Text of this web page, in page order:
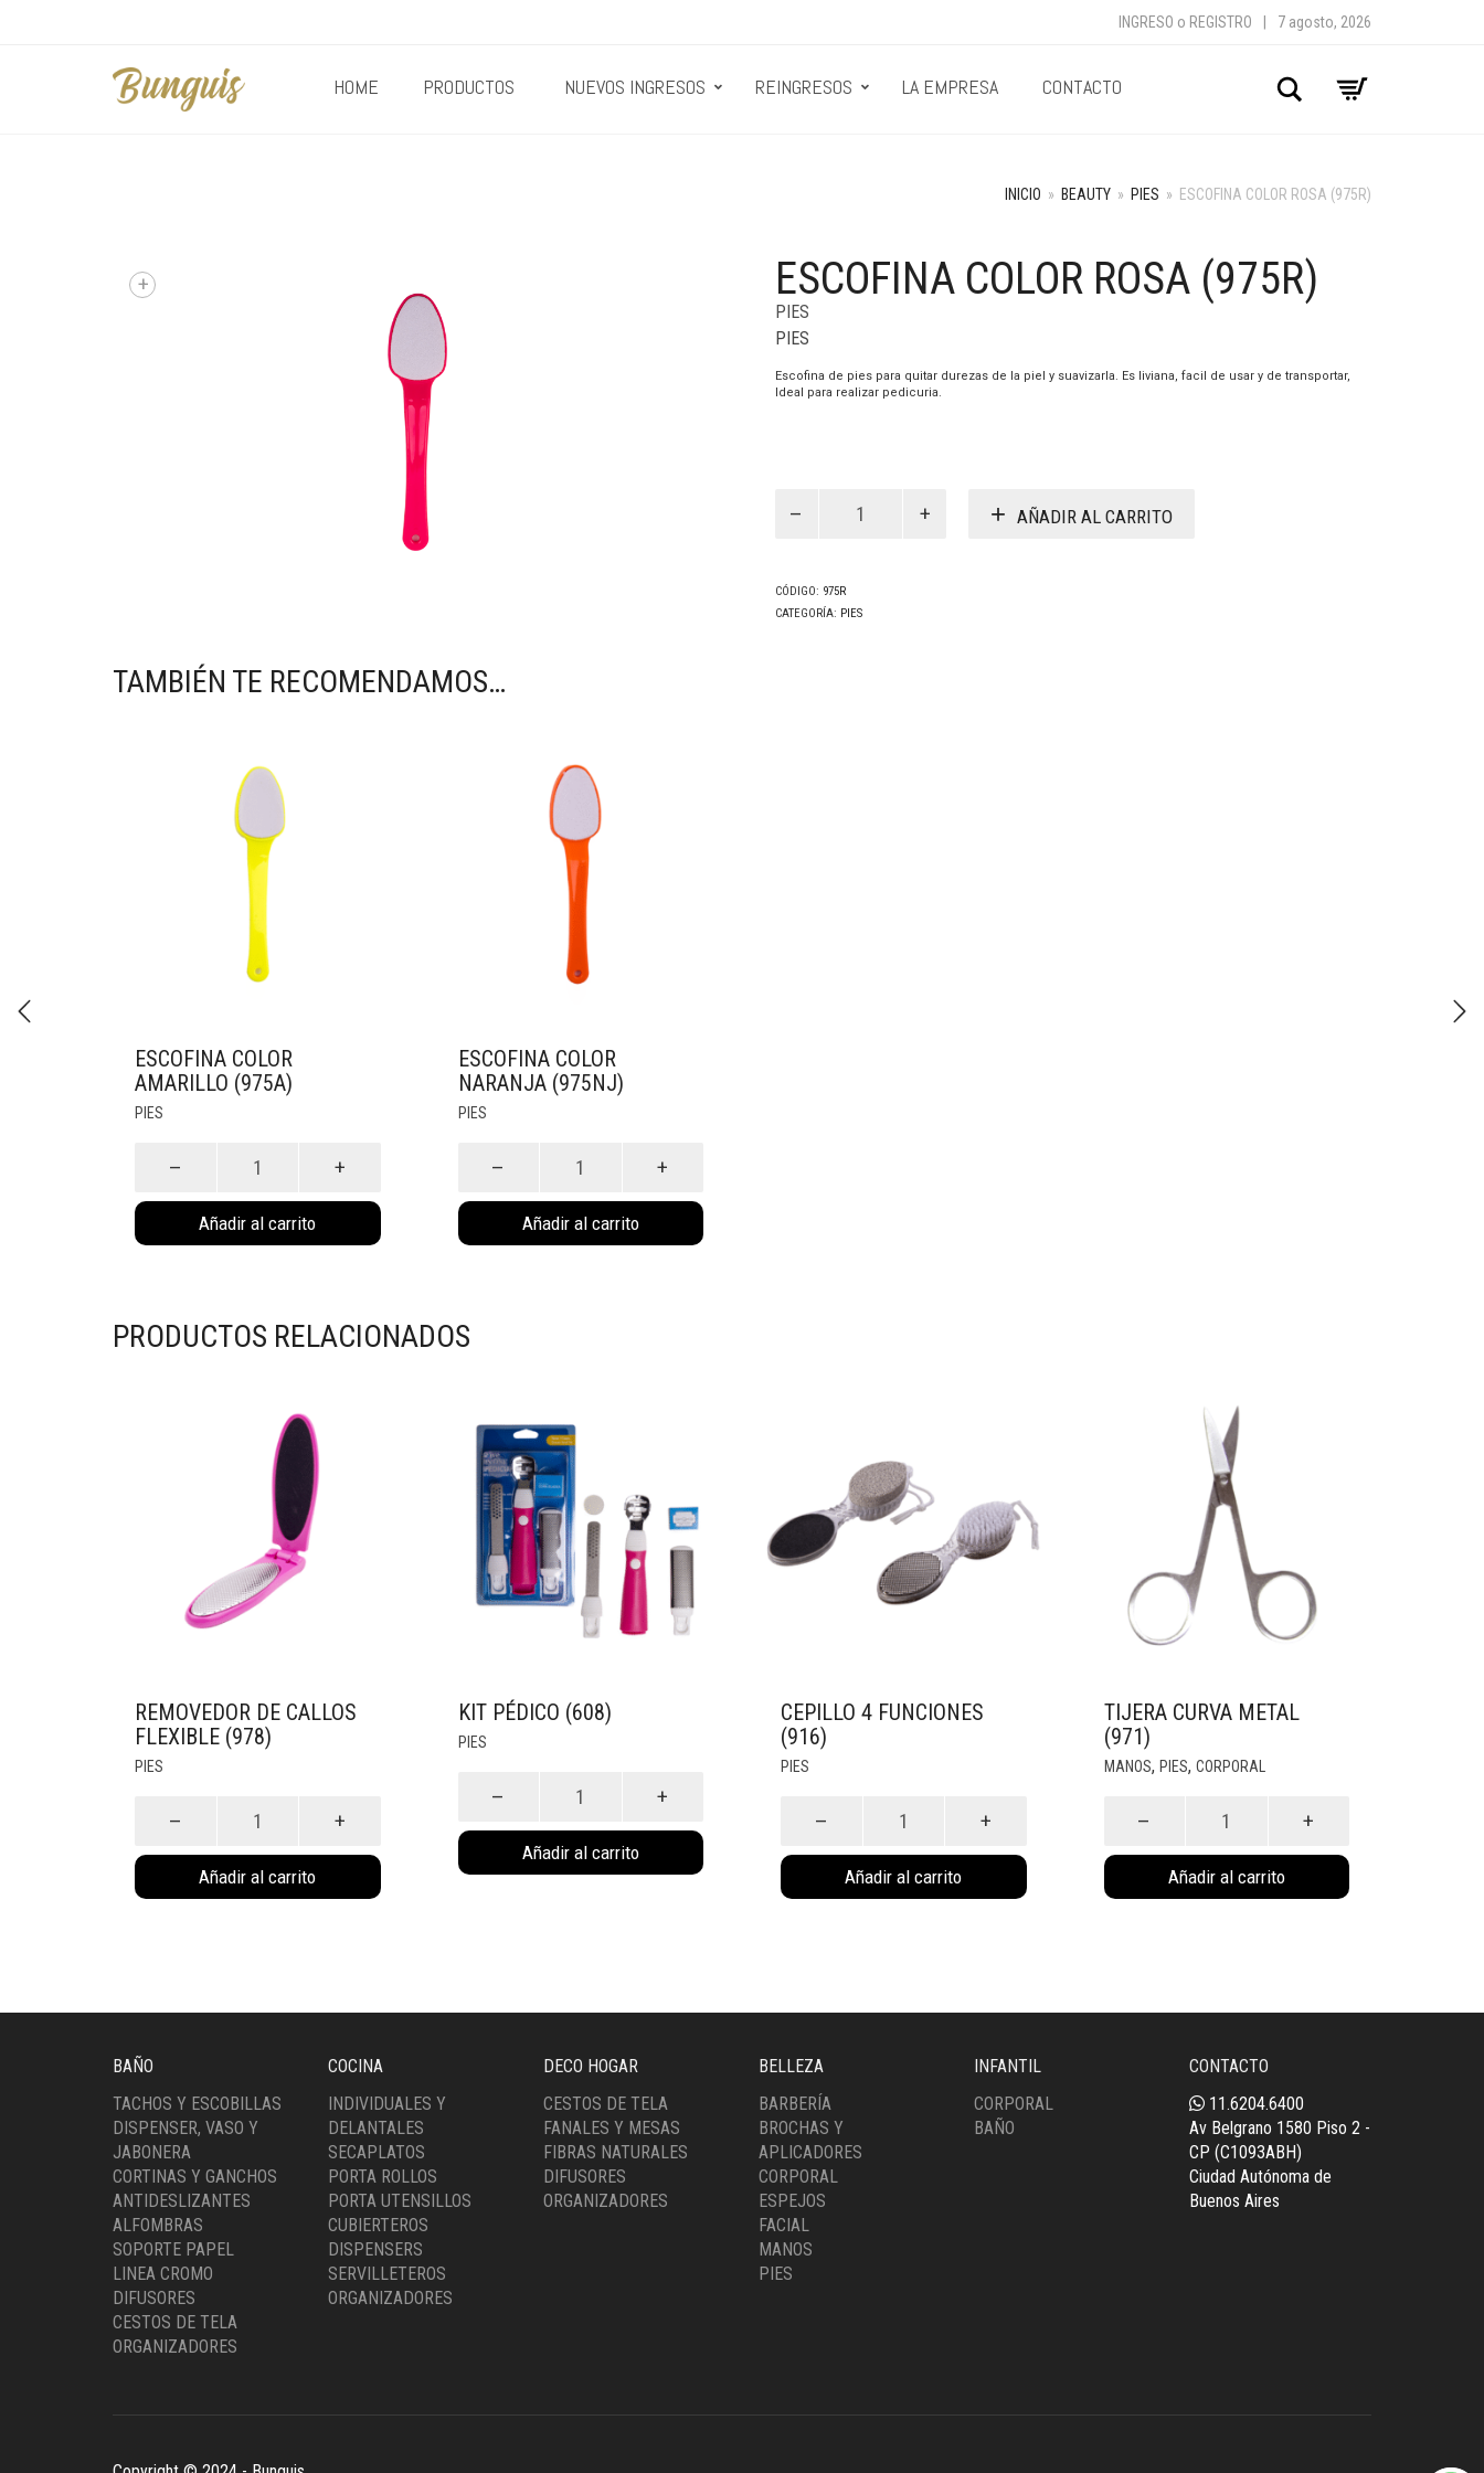
INGRESO o REGISTRO 7 agosto, 2026
HOME PRODUCTOS NUEVOS INGRESOS REINGRESOS LA EMPRESA CONTACTO Buscar
INICIO » BEAUTY » PIES » ESCOFINA COLOR ROSA (975R)
+ ESCOFINA COLOR ROSA (975R)
PIES
PIES
Escofina de pies para quitar durezas de la piel y suavizarla. Es liviana, facil de usar y de transportar,
Ideal para realizar pedicuria.
Color
AÑADIR AL CARRITO
CÓDIGO: 975R
CATEGORÍA: PIES
TAMBIÉN TE RECOMENDAMOS…
ESCOFINA COLOR
AMARILLO (975A)
PIES
Amarillo
cantidad
Añadir al carrito
ESCOFINA COLOR
NARANJA (975NJ)
PIES
Naranja
cantidad
Añadir al carrito
PRODUCTOS RELACIONADOS
REMOVEDOR DE CALLOS
FLEXIBLE (978)
PIES
Callos
(978)
Añadir al carrito
KIT PÉDICO (608)
PIES
(608)
cantidadAñadir al carrito
CEPILLO 4 FUNCIONES
(916)
PIES
Funciones
cantidad
Añadir al carrito
TIJERA CURVA METAL
(971)
MANOS, PIES, CORPORAL
Metal
cantidad
Añadir al carrito
BAÑO
TACHOS Y ESCOBILLAS
DISPENSER, VASO Y
JABONERA
CORTINAS Y GANCHOS
ANTIDESLIZANTES
ALFOMBRAS
SOPORTE PAPEL
LINEA CROMO
DIFUSORES
CESTOS DE TELA
ORGANIZADORES
COCINA
INDIVIDUALES Y
DELANTALES
SECAPLATOS
PORTA ROLLOS
PORTA UTENSILLOS
CUBIERTEROS
DISPENSERS
SERVILLETEROS
ORGANIZADORES
DECO HOGAR
CESTOS DE TELA
FANALES Y MESAS
FIBRAS NATURALES
DIFUSORES
ORGANIZADORES
BELLEZA
BARBERÍA
BROCHAS Y
APLICADORES
CORPORAL
ESPEJOS
FACIAL
MANOS
PIES
INFANTIL
CORPORAL
BAÑO
CONTACTO
11.6204.6400
Av Belgrano 1580 Piso 2 -
CP (C1093ABH)
Ciudad Autónoma de
Buenos Aires